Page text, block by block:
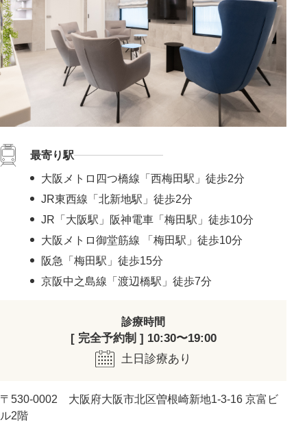
#凹凸のないなめらかな肌に
#肌ツヤアップ #美白
#鼻唇角
#優しい目元
#ぷっくり涙袋
#四角い輪郭をすっきり
#頬コケをふっくら
#おでこのシワ解消
#鼻先の丸み解消
#おでこの横ジワ解消
#他の施術と併用可
#肌の鎮静
#くっきりした目元
#ニキビ跡改善
#笑いジワ解消
#目の距離を近づける
#蒙古襞解消
#目力アップ
#二重ラインをくっきり
#おじぎ鼻改善
#色素沈着改善
#ニキビ改善 #赤ら顔を解消
#酒さ改善
#首のたるみ解消
#おちょぼ口解消
#下ぶくれ解消
#お顔の赤み解消
#口元のシワ解消
#目を大きく見せる
#色素沈着を改善
#顎下のたるみ解消
最寄り駅
大阪メトロ四つ橋線「西梅田駅」徒歩2分
JR東西線「北新地駅」徒歩2分
JR「大阪駅」阪神電車「梅田駅」徒歩10分
大阪メトロ御堂筋線 「梅田駅」徒歩10分
阪急「梅田駅」徒歩15分
京阪中之島線「渡辺橋駅」徒歩7分
診療時間
[ 完全予約制 ] 10:30〜19:00
土日診療あり
〒530-0002 大阪府大阪市北区曽根崎新地1-3-16 京富ビ
ル2階